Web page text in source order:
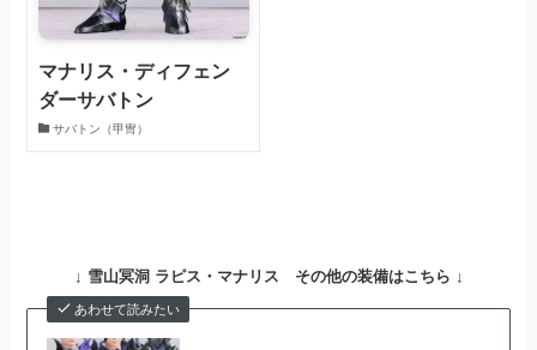
マナリス・ディフェン
ダーサバトン
サバトン（甲冑）
↓ 雪山冥洞 ラピス・マナリス その他の装備はこちら ↓
あわせて読みたい